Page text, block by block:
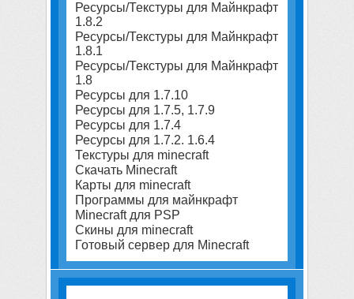
Ресурсы/Текстуры для Майнкрафт
1.8.2
Ресурсы/Текстуры для Майнкрафт
1.8.1
Ресурсы/Текстуры для Майнкрафт
1.8
Ресурсы для 1.7.10
Ресурсы для 1.7.5, 1.7.9
Ресурсы для 1.7.4
Ресурсы для 1.7.2. 1.6.4
Текстуры для minecraft
Скачать Minecraft
Карты для minecraft
Программы для майнкрафт
Minecraft для PSP
Скины для minecraft
Готовый сервер для Minecraft